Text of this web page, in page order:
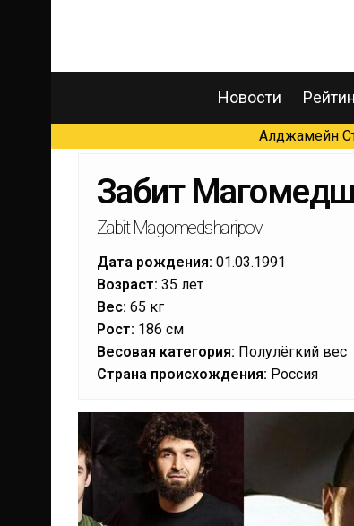
Новости
Алджамейн
Забит
Zabit Magomedsharipov
Дата рождения: 01.03.1991
Возраст: 35 лет
Вес: 65 кг
Рост: 186 см
Весовая категория: Полулёгкий вес
Страна происхождения: Россия